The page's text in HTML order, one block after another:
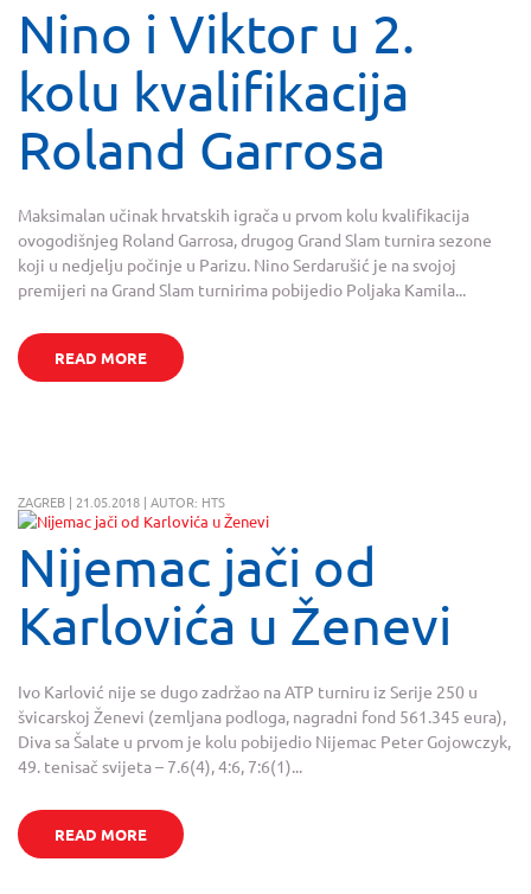
Nino i Viktor u 2.
kolu kvalifikacija
Roland Garrosa
Maksimalan učinak hrvatskih igrača u prvom kolu kvalifikacija
ovogodišnjeg Roland Garrosa, drugog Grand Slam turnira sezone
koji u nedjelju počinje u Parizu. Nino Serdarušić je na svojoj
premijeri na Grand Slam turnirima pobijedio Poljaka Kamila...
READ MORE
ZAGREB | 21.05.2018 | AUTOR: HTS
Nijemac jači od
Karlovića u Ženevi
Ivo Karlović nije se dugo zadržao na ATP turniru iz Serije 250 u
švicarskoj Ženevi (zemljana podloga, nagradni fond 561.345 eura),
Diva sa Šalate u prvom je kolu pobijedio Nijemac Peter Gojowczyk,
49. tenisač svijeta – 7.6(4), 4:6, 7:6(1)...
READ MORE